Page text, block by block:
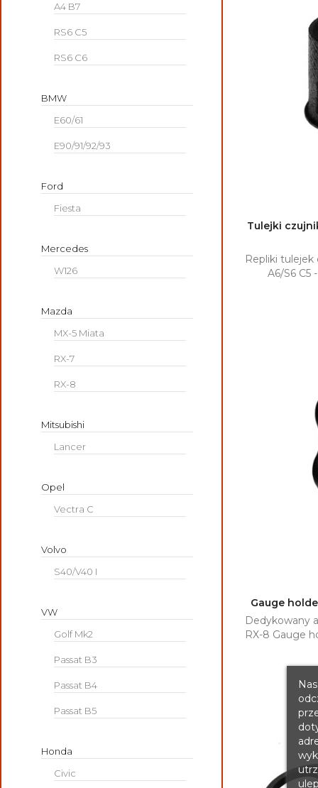
A4 B7
RS6 C5
RS6 C6
BMW
E60/61
E90/91/92/93
Ford
Fiesta
Mercedes
W126
Mazda
MX-5 Miata
RX-7
RX-8
Mitsubishi
Lancer
Opel
Vectra C
Volvo
S40/V40 I
VW
Golf Mk2
Passat B3
Passat B4
Passat B5
Honda
Civic
Tulejki
Repliki tulejek
A6/S6 C5

Gauge
Dedykowany
RX-8 Gauge